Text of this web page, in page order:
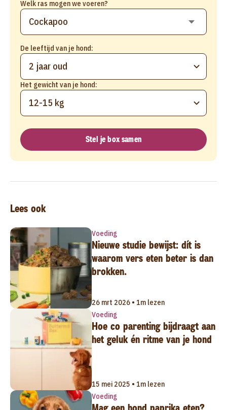
Welk ras mogen we voeren?
De leeftijd van je hond:
2 jaar oud
Het gewicht van je hond:
12-15 kg
Stel je box samen
Lees ook
Voeding
Nieuwe studie bewijst: dít is
waarom vers eten beter is dan
brokken.
26 mrt 2026 • 1m lezen
Voeding
Hoe co parenting bijdraagt aan
het geluk én ritme van je hond
15 mei 2025 • 1m lezen
Voeding